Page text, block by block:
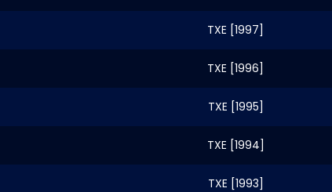
TXE [1997]
TXE [1996]
TXE [1995]
TXE [1994]
TXE [1993]